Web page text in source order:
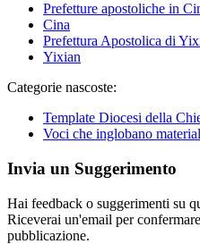
Prefetture apostoliche in
Cina
Prefettura Apostolica di
Yixian
Categorie nascoste:
Template Diocesi della
Voci che inglobano
Invia un Suggerimento
Hai feedback o suggerimenti su
Riceverai un'email per
pubblicazione.